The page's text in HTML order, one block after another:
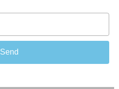
Send